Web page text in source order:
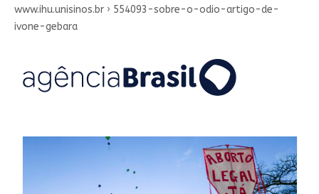
www.ihu.unisinos.br › 554093-sobre-o-odio-artigo-de-
ivone-gebara